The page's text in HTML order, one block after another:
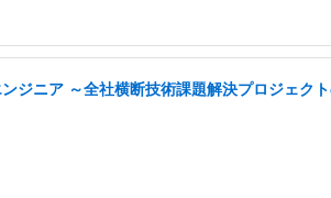
ニア ～全社横断技術課題解決プロジェク